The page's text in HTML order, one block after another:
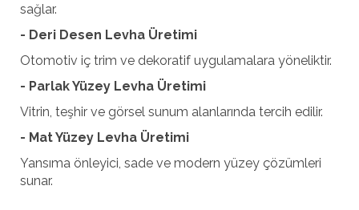
sağlar.
- Deri Desen Levha Üretimi
Otomotiv iç trim ve dekoratif uygulamalara yöneliktir.
- Parlak Yüzey Levha Üretimi
Vitrin, teşhir ve görsel sunum alanlarında tercih edilir.
- Mat Yüzey Levha Üretimi
Yansıma önleyici, sade ve modern yüzey çözümleri
sunar.